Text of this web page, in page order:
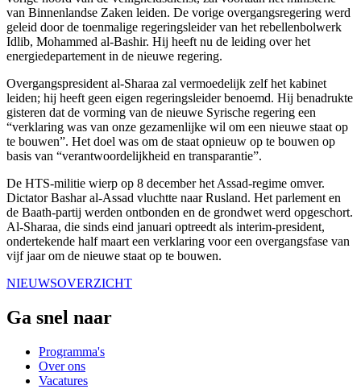
van Binnenlandse Zaken leiden. De vorige overgangsregering werd
geleid door de toenmalige regeringsleider van het rebellenbolwerk
Idlib, Mohammed al-Bashir. Hij heeft nu de leiding over het
energiedepartement in de nieuwe regering.
Overgangspresident al-Sharaa zal vermoedelijk zelf het kabinet
leiden; hij heeft geen eigen regeringsleider benoemd. Hij benadrukte
gisteren dat de vorming van de nieuwe Syrische regering een
“verklaring was van onze gezamenlijke wil om een nieuwe staat op
te bouwen”. Het doel was om de staat opnieuw op te bouwen op
basis van “verantwoordelijkheid en transparantie”.
De HTS-militie wierp op 8 december het Assad-regime omver.
Dictator Bashar al-Assad vluchtte naar Rusland. Het parlement en
de Baath-partij werden ontbonden en de grondwet werd opgeschort.
Al-Sharaa, die sinds eind januari optreedt als interim-president,
ondertekende half maart een verklaring voor een overgangsfase van
vijf jaar om de nieuwe staat op te bouwen.
NIEUWSOVERZICHT
Ga snel naar
Programma's
Over ons
Vacatures